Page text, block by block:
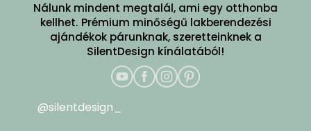
Nálunk mindent megtalál, ami egy otthonba
kellhet. Prémium minőségű lakberendezési
ajándékok párunknak, szeretteinknek a
SilentDesign kínálatából!
@silentdesign_